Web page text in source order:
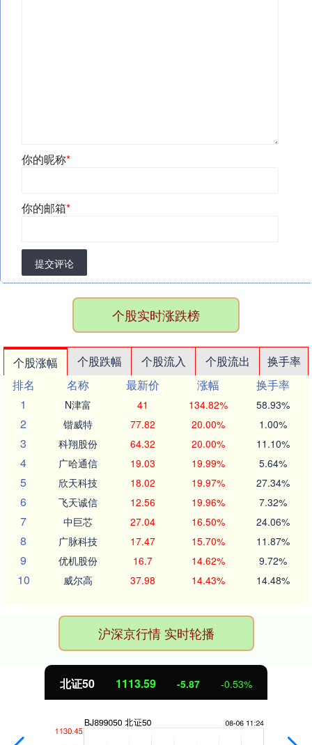
你的昵称*
你的邮箱*
提交评论
个股实时涨跌榜
个股涨幅 个股跌幅 个股流入 个股流出
换手率
排名
名称 最新价 涨幅
换手率
1
N津富 41 134.82% 58.93%
2 锴威特 77.82 20.00% 1.00%
3 科翔股份 64.32 20.00% 11.10%
4 广哈通信 19.03 19.99% 5.64%
5 欣天科技 18.02 19.97% 27.34%
6 飞天诚信 12.56 19.96% 7.32%
7 中巨芯 27.04 16.50% 24.06%
8 广脉科技 17.47 15.70% 11.87%
9 优机股份 16.7 14.62% 9.72%
10 威尔高 37.98 14.43% 14.48%
沪深京行情 实时轮播
北证50 1113.59 -5.87 -0.53%